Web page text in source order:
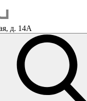
д. 14А